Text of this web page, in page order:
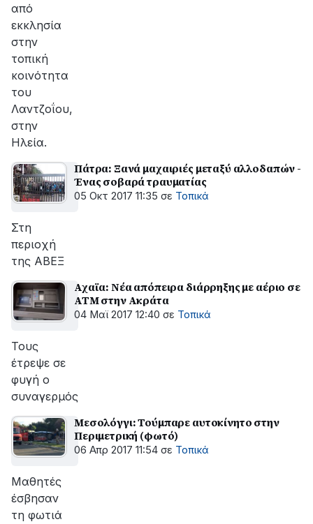
από
εκκλησία
στην
τοπική
κοινότητα
του
Λαντζοΐου,
στην
Ηλεία.
Πάτρα: Ξανά μαχαιριές μεταξύ αλλοδαπών -
Ένας σοβαρά τραυματίας
05 Οκτ 2017 11:35 σε Τοπικά
Στη
περιοχή
της ΑΒΕΞ
Αχαϊα: Νέα απόπειρα διάρρηξης με αέριο σε
ΑΤΜ στην Ακράτα
04 Μαϊ 2017 12:40 σε Τοπικά
Τους
έτρεψε σε
φυγή ο
συναγερμός
Μεσολόγγι: Τούμπαρε αυτοκίνητο στην
Περιμετρική (φωτό)
06 Απρ 2017 11:54 σε Τοπικά
Μαθητές
έσβησαν
τη φωτιά